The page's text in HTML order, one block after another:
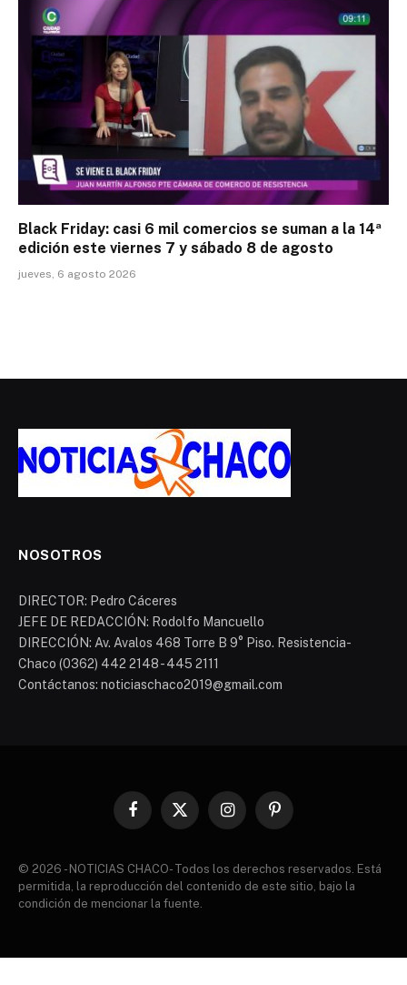
Black Friday: casi 6 mil comercios se suman a la 14ª
edición este viernes 7 y sábado 8 de agosto
jueves, 6 agosto 2026
NOSOTROS
DIRECTOR: Pedro Cáceres
JEFE DE REDACCIÓN: Rodolfo Mancuello
DIRECCIÓN: Av. Avalos 468 Torre B 9° Piso. Resistencia-
Chaco (0362) 442 2148 - 445 2111
Contáctanos: noticiaschaco2019@gmail.com
Facebook
X
InstagramPinterest
© 2026 - NOTICIAS CHACO- Todos los derechos reservados. Está
permitida, la reproducción del contenido de este sitio, bajo la
condición de mencionar la fuente.